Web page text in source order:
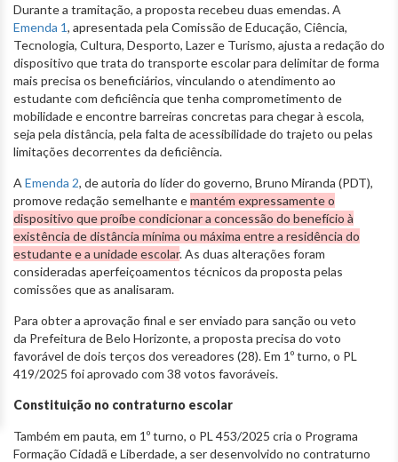
Durante a tramitação, a proposta recebeu duas emendas. A
Emenda 1, apresentada pela Comissão de Educação, Ciência,
Tecnologia, Cultura, Desporto, Lazer e Turismo, ajusta a redação do
dispositivo que trata do transporte escolar para delimitar de forma
mais precisa os beneficiários, vinculando o atendimento ao
estudante com deficiência que tenha comprometimento de
mobilidade e encontre barreiras concretas para chegar à escola,
seja pela distância, pela falta de acessibilidade do trajeto ou pelas
limitações decorrentes da deficiência.
A Emenda 2, de autoria do líder do governo, Bruno Miranda (PDT),
promove redação semelhante emantém expressamente o
dispositivo que proíbe condicionar a concessão do benefício à
existência de distância mínima ou máxima entre a residência do
estudante e a unidade escolar. As duas alterações foram
consideradas aperfeiçoamentos técnicos da proposta pelas
comissões que as analisaram.
Para obter a aprovação final e ser enviado para sanção ou veto
da Prefeitura de Belo Horizonte, a proposta precisa do voto
favorável de dois terços dos vereadores (28). Em 1º turno, o PL
419/2025 foi aprovado com 38 votos favoráveis.
Constituição no contraturno escolar
Também em pauta, em 1º turno, o PL 453/2025 cria o Programa
Formação Cidadã e Liberdade, a ser desenvolvido no contraturno